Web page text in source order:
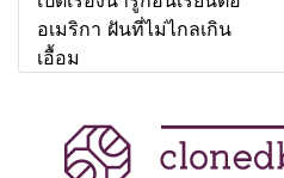
อเมริกา ฝันที่ไม่ไกลเกิน
เอื้อม